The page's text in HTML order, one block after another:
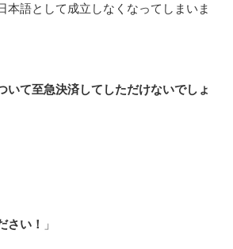
本語として成立しなくなってしまいま
いて至急決済してしただけないでしょ
さい！ 」